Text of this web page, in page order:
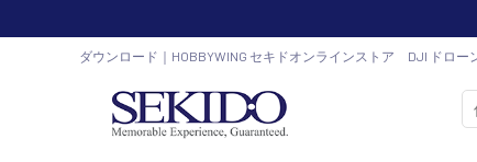
ダウンロード｜HOBBYWING セキドオンラインストア DJI ドロー